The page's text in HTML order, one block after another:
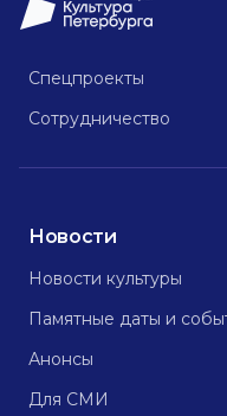
Спецпроекты
Сотрудничество
Новости
Новости культуры
Памятные даты и
Анонсы
Для СМИ